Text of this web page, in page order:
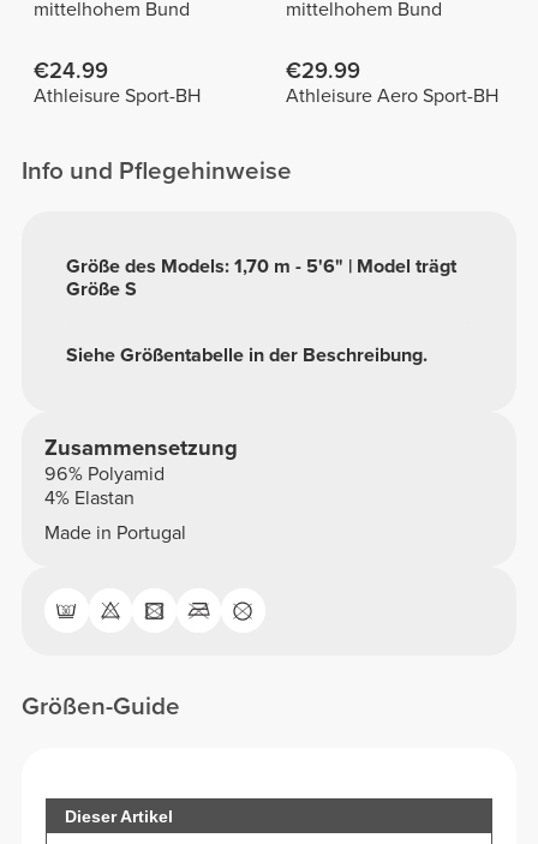
mittelhohem Bund
mittelhohem Bund
€24.99
Athleisure Sport-BH
€29.99
Athleisure Aero Sport-BH
Info und Pflegehinweise
Siehe Größentabelle in der Beschreibung.
Größe des Models: 1,70 m - 5'6" | Model trägt
Größe S
Zusammensetzung
96% Polyamid
4% Elastan
Made in Portugal
Größen-Guide
Dieser Artikel